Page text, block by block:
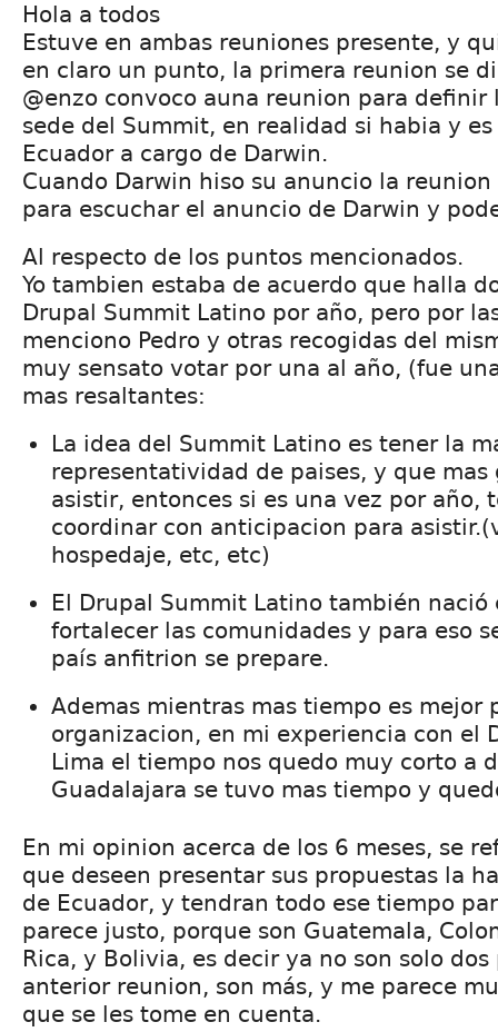
Hola a todos
Estuve en ambas reuniones presente, y
en claro un punto, la primera reunion se
@enzo convoco auna reunion para definir
sede del Summit, en realidad si habia y es
Ecuador a cargo de Darwin.
Cuando Darwin hiso su anuncio la
para escuchar el anuncio de Darwin y
Al respecto de los puntos mencionados.
Yo tambien estaba de acuerdo que halla
Drupal Summit Latino por año, pero por
menciono Pedro y otras recogidas del
muy sensato votar por una al año, (fue
mas resaltantes:
La idea del Summit Latino es tener la
representatividad de paises, y que mas
asistir, entonces si es una vez por año,
coordinar con anticipacion para
hospedaje, etc, etc)
El Drupal Summit Latino también
fortalecer las comunidades y para eso
país anfitrion se prepare.
Ademas mientras mas tiempo es mejor
organizacion, en mi experiencia con el
Lima el tiempo nos quedo muy corto a
Guadalajara se tuvo mas tiempo y
En mi opinion acerca de los 6 meses, se
que deseen presentar sus propuestas la
de Ecuador, y tendran todo ese tiempo
parece justo, porque son Guatemala,
Rica, y Bolivia, es decir ya no son solo
anterior reunion, son más, y me parece
que se les tome en cuenta.